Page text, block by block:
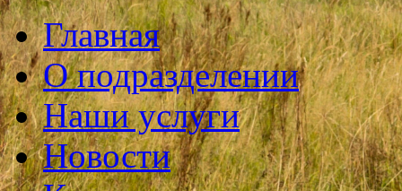
Главная
О подразделении
Наши услуги
Новости